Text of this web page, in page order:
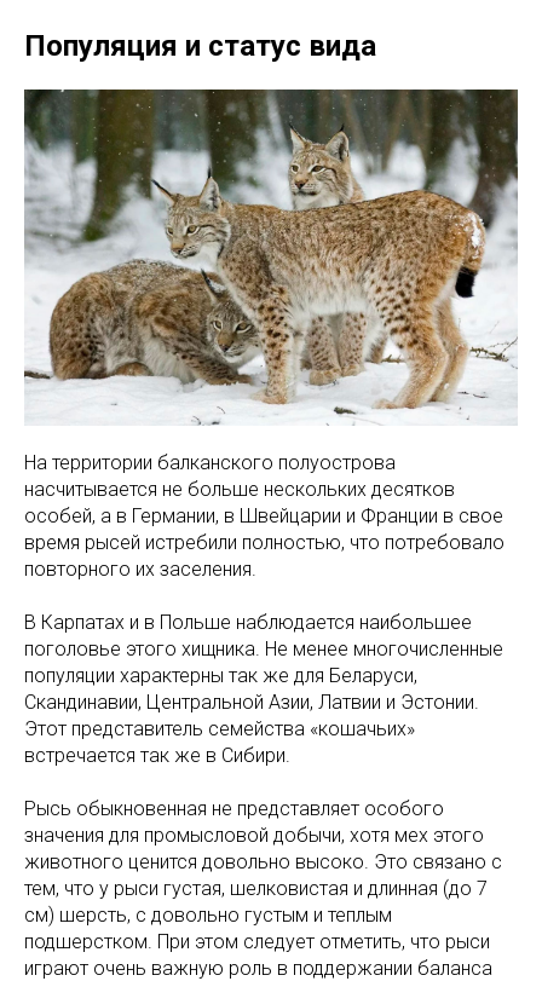
Популяция и статус вида
На территории балканского полуострова
насчитывается не больше нескольких десятков
особей, а в Германии, в Швейцарии и Франции в свое
время рысей истребили полностью, что потребовало
повторного их заселения.
В Карпатах и в Польше наблюдается наибольшее
поголовье этого хищника. Не менее многочисленные
популяции характерны так же для Беларуси,
Скандинавии, Центральной Азии, Латвии и Эстонии.
Этот представитель семейства «кошачьих»
встречается так же в Сибири.
Рысь обыкновенная не представляет особого
значения для промысловой добычи, хотя мех этого
животного ценится довольно высоко. Это связано с
тем, что у рыси густая, шелковистая и длинная (до 7
см) шерсть, с довольно густым и теплым
подшерстком. При этом следует отметить, что рыси
играют очень важную роль в поддержании баланса